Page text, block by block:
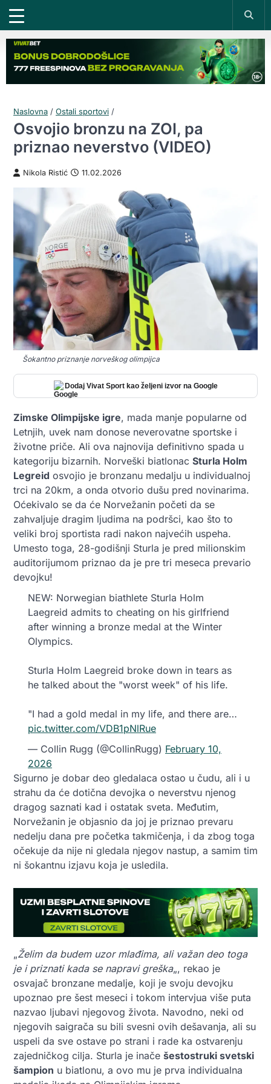
Naslovna / Ostali sportovi /
Osvojio bronzu na ZOI, pa
priznao neverstvo (VIDEO)
Nikola Ristić 11.02.2026
Šokantno priznanje norveškog olimpijca
Dodaj Vivat Sport kao željeni izvor na Google
Zimske Olimpijske igre, mada manje popularne od
Letnjih, uvek nam donose neverovatne sportske i
životne priče. Ali ova najnovija definitivno spada u
kategoriju bizarnih. Norveški biatlonac Sturla Holm
Legreid osvojio je bronzanu medalju u individualnoj
trci na 20km, a onda otvorio dušu pred novinarima.
Oćekivalo se da će Norvežanin početi da se
zahvaljuje dragim ljudima na podršci, kao što to
veliki broj sportista radi nakon najvećih uspeha.
Umesto toga, 28-godišnji Sturla je pred milionskim
auditorijumom priznao da je pre tri meseca prevario
devojku!
NEW: Norwegian biathlete Sturla Holm
Laegreid admits to cheating on his girlfriend
after winning a bronze medal at the Winter
Olympics.
Sturla Holm Laegreid broke down in tears as
he talked about the "worst week" of his life.
"I had a gold medal in my life, and there are…
pic.twitter.com/VDB1pNlRue
— Collin Rugg (@CollinRugg) February 10,
2026
Sigurno je dobar deo gledalaca ostao u čudu, ali i u
strahu da će dotična devojka o neverstvu njenog
dragog saznati kad i ostatak sveta. Međutim,
Norvežanin je objasnio da joj je priznao prevaru
nedelju dana pre početka takmičenja, i da zbog toga
očekuje da nije ni gledala njegov nastup, a samim tim
ni šokantnu izjavu koja je usledila.
„Želim da budem uzor mlađima, ali važan deo toga
je i priznati kada se napravi greška„, rekao je
osvajač bronzane medalje, koji je svoju devojku
upoznao pre šest meseci i tokom intervjua više puta
nazvao ljubavi njegovog života. Navodno, neki od
njegovih saigrača su bili svesni ovih dešavanja, ali su
uspeli da sve ostave po strani i rade ka ostvarenju
zajedničkog cilja. Sturla je inače šestostruki svetski
šampion u biatlonu, a ovo mu je prva individualna